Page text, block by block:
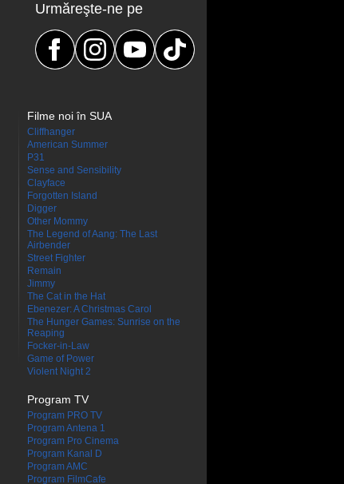
Urmăreşte-ne pe
Filme noi în SUA
Cliffhanger
American Summer
P31
Sense and Sensibility
Clayface
Forgotten Island
Digger
Other Mommy
The Legend of Aang: The Last
Airbender
Street Fighter
Remain
Jimmy
The Cat in the Hat
Ebenezer: A Christmas Carol
The Hunger Games: Sunrise on the
Reaping
Focker-in-Law
Game of Power
Violent Night 2
Program TV
Program PRO TV
Program Antena 1
Program Pro Cinema
Program Kanal D
Program AMC
Program FilmCafe